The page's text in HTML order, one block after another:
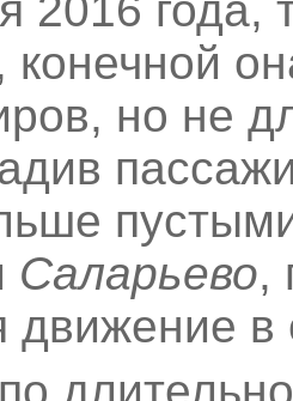
конечной
но не
Саларьево,
движение в